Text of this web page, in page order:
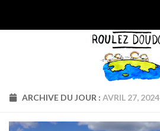
ARCHIVE DU JOUR : AVRIL 27, 2024